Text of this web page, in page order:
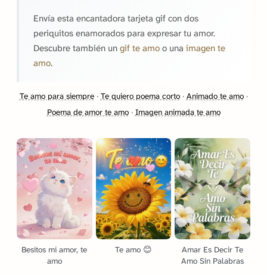
Envía esta encantadora tarjeta gif con dos
periquitos enamorados para expresar tu amor.
Descubre también un gif te amo o una imagen te
amo.
Te amo para siempre· Te quiero poema corto· Animado te amo·
Poema de amor te amo· Imagen animada te amo
Besitos mi amor, te
amo
Te amo 😊
Amar Es Decir Te
Amo Sin Palabras